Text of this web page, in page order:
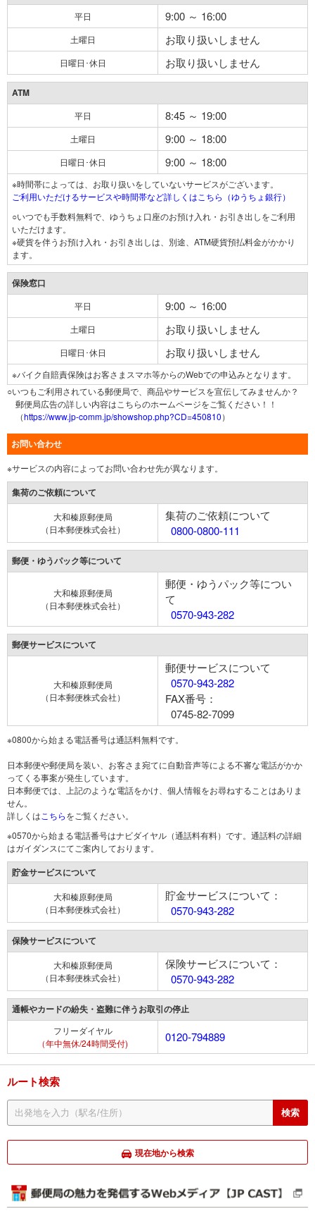
平日 9:00 ～ 16:00
土曜日 お取り扱いしません
日曜日･休日 お取り扱いしません
ATM
平日 8:45 ～ 19:00
土曜日 9:00 ～ 18:00
日曜日･休日 9:00 ～ 18:00
※時間帯によっては、お取り扱いをしていないサービスがございます。
ご利用いただけるサービスや時間帯など詳しくはこちら（ゆうちょ銀行）
○いつでも手数料無料で、ゆうちょ口座のお預け入れ・お引き出しをご利用
いただけます。
※硬貨を伴うお預け入れ・お引き出しは、別途、ATM硬貨預払料金がかかり
ます。
保険窓口
平日 9:00 ～ 16:00
土曜日 お取り扱いしません
日曜日･休日 お取り扱いしません
※バイク自賠責保険はお客さまスマホ等からのWebでの申込みとなります。
○いつもご利用されている郵便局で、商品やサービスを宣伝してみませんか？
郵便局広告の詳しい内容はこちらのホームページをご覧ください！！
（https://www.jp-comm.jp/showshop.php?CD=450810）
お問い合わせ
※サービスの内容によってお問い合わせ先が異なります。
集荷のご依頼について
大和榛原郵便局
（日本郵便株式会社）
集荷のご依頼について
0800-0800-111
郵便・ゆうパック等について
大和榛原郵便局
（日本郵便株式会社）
郵便・ゆうパック等につい
て
0570-943-282
郵便サービスについて
大和榛原郵便局
（日本郵便株式会社）
郵便サービスについて
0570-943-282
FAX番号：
0745-82-7099
※0800から始まる電話番号は通話料無料です。
日本郵便や郵便局を装い、お客さま宛てに自動音声等による不審な電話がかか
ってくる事案が発生しています。
日本郵便では、上記のような電話をかけ、個人情報をお尋ねすることはありま
せん。
詳しくは こちらをご覧ください。
※0570から始まる電話番号はナビダイヤル（通話料有料）です。通話料の詳細
はガイダンスにてご案内しております。
貯金サービスについて
大和榛原郵便局
（日本郵便株式会社）
貯金サービスについて：
0570-943-282
保険サービスについて
大和榛原郵便局
（日本郵便株式会社）
保険サービスについて：
0570-943-282
通帳やカードの紛失・盗難に伴うお取引の停止
フリーダイヤル
（年中無休/24時間受付)
0120-794889
ルート検索
現在地から検索